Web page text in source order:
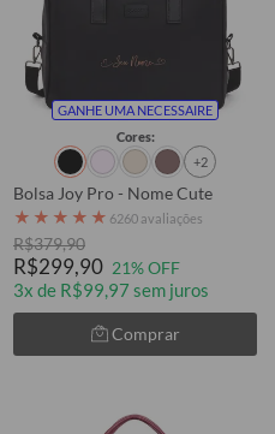
GANHE UMA NECESSAIRE
Cores:
+2
Bolsa Joy Pro - Nome Cute
★ ★ ★ ★ ★ 6260 avaliações
R$379,90
R$299,90 21% OFF
3x de R$99,97 sem juros
Comprar